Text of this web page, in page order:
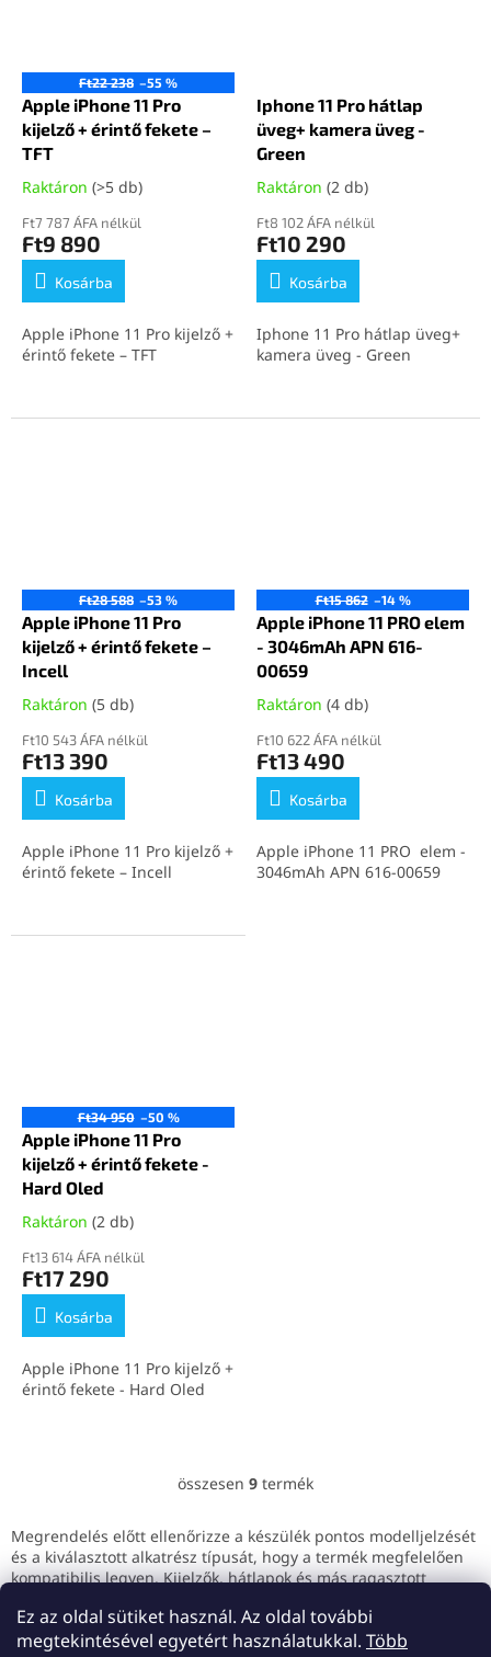
Ez az oldal sütiket használ. Az oldal további
megtekintésével egyetért használatukkal. Több
Ft22 238 –55 %
Apple iPhone 11 Pro
kijelző + érintő fekete –
TFT
Raktáron (>5 db)
Ft7 787 ÁFA nélkül
Ft9 890
Kosárba
Apple iPhone 11 Pro kijelző +
érintő fekete – TFT
Iphone 11 Pro hátlap
üveg+ kamera üveg -
Green
Raktáron (2 db)
Ft8 102 ÁFA nélkül
Ft10 290
Kosárba
Iphone 11 Pro hátlap üveg+
kamera üveg - Green
Ft28 588 –53 %
Apple iPhone 11 Pro
kijelző + érintő fekete –
Incell
Raktáron (5 db)
Ft10 543 ÁFA nélkül
Ft13 390
Kosárba
Apple iPhone 11 Pro kijelző +
érintő fekete – Incell
Ft15 862 –14 %
Apple iPhone 11 PRO elem
- 3046mAh APN 616-
00659
Raktáron (4 db)
Ft10 622 ÁFA nélkül
Ft13 490
Kosárba
Apple iPhone 11 PRO elem -
3046mAh APN 616-00659
Ft34 950 –50 %
Apple iPhone 11 Pro
kijelző + érintő fekete -
Hard Oled
Raktáron (2 db)
Ft13 614 ÁFA nélkül
Ft17 290
Kosárba
Apple iPhone 11 Pro kijelző +
érintő fekete - Hard Oled
L
s
t
a
r
á
összesen 9 termék
Megrendelés előtt ellenőrizze a készülék pontos modelljelzését
és a kiválasztott alkatrész típusát, hogy a termék megfelelően
kompatibilis legyen. Kijelzők, hátlapok és más ragasztott
használata vagy szakember segítsége.